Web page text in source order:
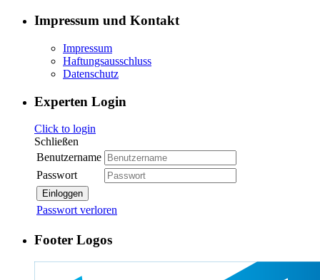
Impressum und Kontakt
Impressum
Haftungsausschluss
Datenschutz
Experten Login
Click to login
Schließen
Benutzername
Passwort
Einloggen
Passwort verloren
Footer Logos